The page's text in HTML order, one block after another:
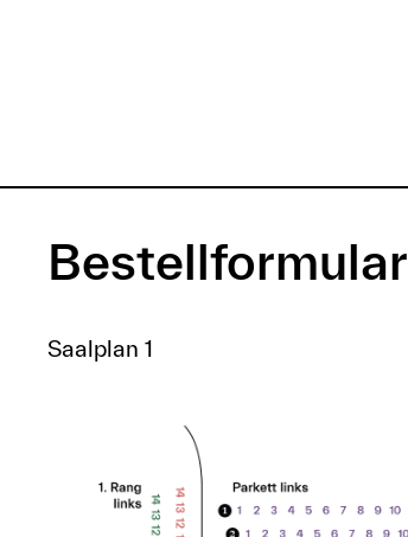
Bestellformular
Saalplan 1